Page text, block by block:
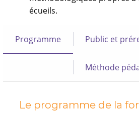
écueils.
Programme Public et
Méthode
Le programme de la